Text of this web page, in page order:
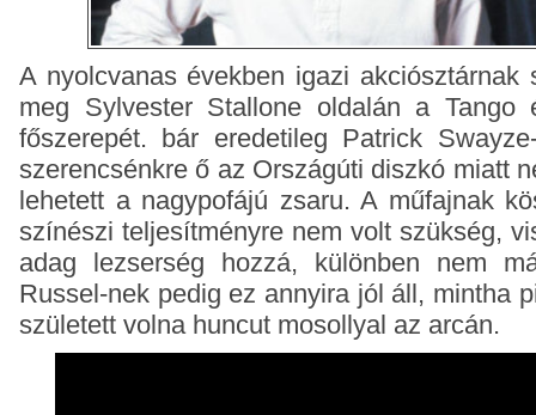
A nyolcvanas években igazi akciósztárnak
meg Sylvester Stallone oldalán a
főszerepét. bár eredetileg Patrick
szerencsénkre ő az Országúti diszkó miatt
lehetett a nagypofájú zsaru. A műfajnak
színészi teljesítményre nem volt szükség,
adag lezserség hozzá, különben nem
Russel-nek pedig ez annyira jól áll, mintha
született volna huncut mosollyal az arcán.